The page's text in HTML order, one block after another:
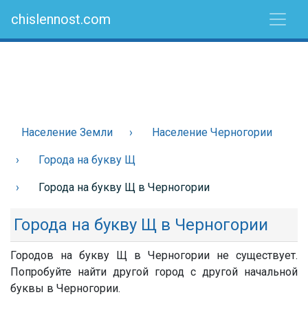
chislennost.com
Население Земли Население Черногории
Города на букву Щ
Города на букву Щ в Черногории
Города на букву Щ в Черногории
Городов на букву Щ в Черногории не существует.
Попробуйте найти другой город с другой начальной
буквы в Черногории.